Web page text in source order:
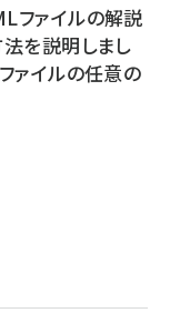
ヒント集！ (2072)
ファイルの解説
を説明しまし
ァイルの任意の